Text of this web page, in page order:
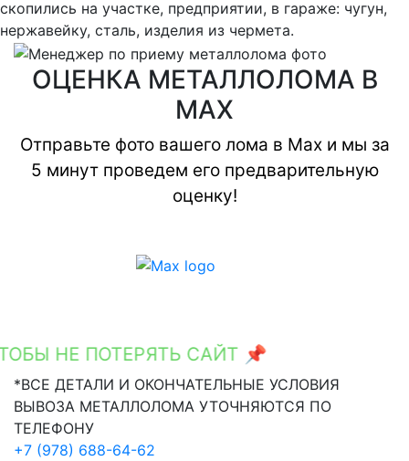
скопились на участке, предприятии, в гараже: чугун,
нержавейку, сталь, изделия из чермета.
ОЦЕНКА МЕТАЛЛОЛОМА В
MAX
Отправьте фото вашего лома в Max и мы за
5 минут проведем его предварительную
оценку!
НЕ ПОТЕРЯТЬ САЙТ 📌 Ctrl+D
*ВСЕ ДЕТАЛИ И ОКОНЧАТЕЛЬНЫЕ УСЛОВИЯ
ВЫВОЗА МЕТАЛЛОЛОМА УТОЧНЯЮТСЯ ПО
ТЕЛЕФОНУ
+7 (978) 688-64-62